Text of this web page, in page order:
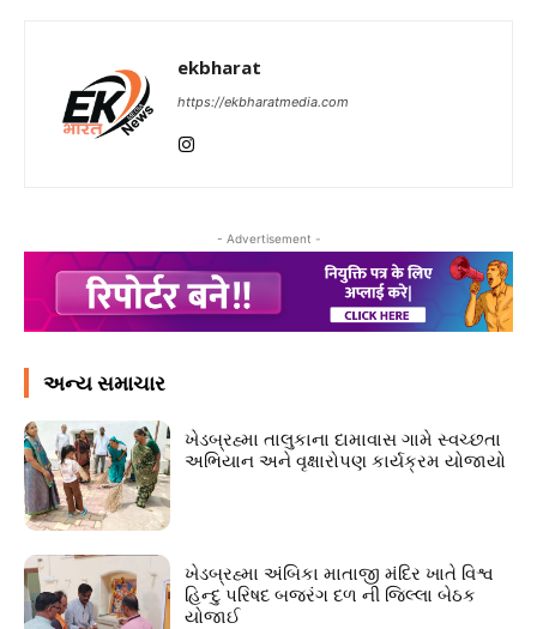
ekbharat
https://ekbharatmedia.com
- Advertisement -
અન્ય સમાચાર
ખેડબ્રહ્મા તાલુકાના દામાવાસ ગામે સ્વચ્છતા
અભિયાન અને વૃક્ષારોપણ કાર્યક્રમ યોજાયો
ખેડબ્રહ્મા અંબિકા માતાજી મંદિર ખાતે વિશ્વ
હિન્દુ પરિષદ બજરંગ દળ ની જિલ્લા બેઠક
યોજાઈ